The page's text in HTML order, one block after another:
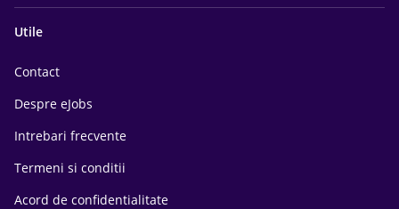
Utile
Contact
Despre eJobs
Intrebari frecvente
Termeni si conditii
Acord de confidentialitate